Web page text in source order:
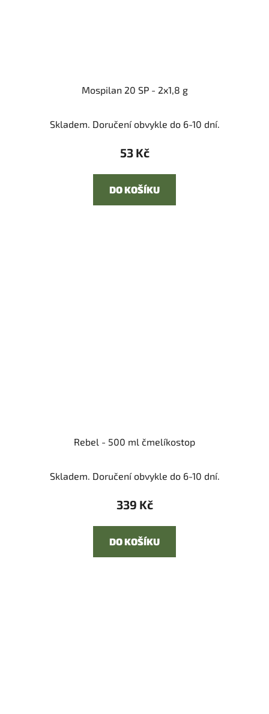
Mospilan 20 SP - 2x1,8 g
Skladem. Doručení obvykle do 6-10 dní.
53 Kč
DO KOŠÍKU
Rebel - 500 ml čmelíkostop
Skladem. Doručení obvykle do 6-10 dní.
339 Kč
DO KOŠÍKU